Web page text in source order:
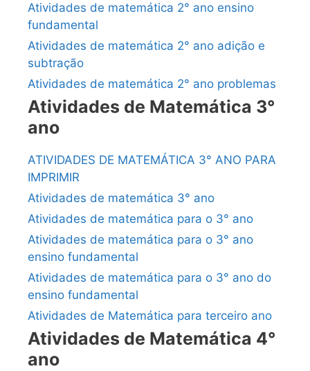
Atividades de matemática 2° ano ensino
fundamental
Atividades de matemática 2° ano adição e
subtração
Atividades de matemática 2° ano problemas
Atividades de Matemática 3°
ano
ATIVIDADES DE MATEMÁTICA 3° ANO PARA
IMPRIMIR
Atividades de matemática 3° ano
Atividades de matemática para o 3° ano
Atividades de matemática para o 3° ano
ensino fundamental
Atividades de matemática para o 3° ano do
ensino fundamental
Atividades de Matemática para terceiro ano
Atividades de Matemática 4°
ano